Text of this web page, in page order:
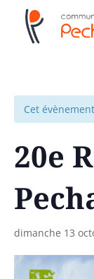
Cet
20e
dimanche 13